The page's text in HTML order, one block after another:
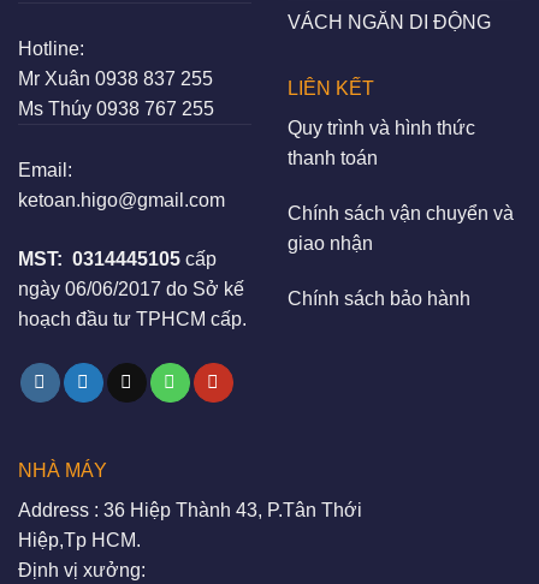
Hotline:
Mr Xuân 0938 837 255
Ms Thúy 0938 767 255
Email:
ketoan.higo@gmail.com
MST: 0314445105 cấp
ngày 06/06/2017 do Sở kế
hoạch đầu tư TPHCM cấp.
VÁCH NGĂN DI ĐỘNG
LIÊN KẾT
Quy trình và hình thức
thanh toán
Chính sách vận chuyển và
giao nhận
Chính sách bảo hành
NHÀ MÁY
Address : 36 Hiệp Thành 43, P.Tân Thới
Hiệp,Tp HCM.
Định vị xưởng: